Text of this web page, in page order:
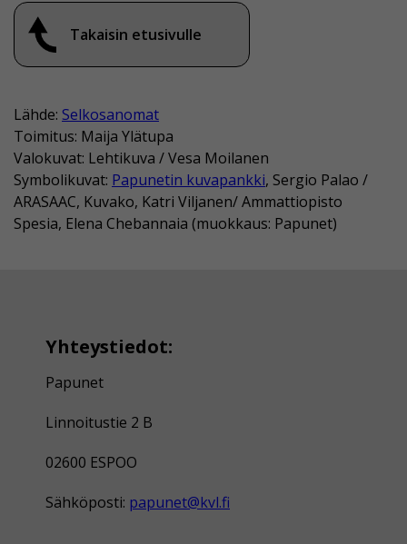
Takaisin etusivulle
Lähde: Selkosanomat
Toimitus: Maija Ylätupa
Valokuvat: Lehtikuva / Vesa Moilanen
Symbolikuvat: Papunetin kuvapankki, Sergio Palao /
ARASAAC, Kuvako, Katri Viljanen/ Ammattiopisto
Spesia, Elena Chebannaia (muokkaus: Papunet)
Yhteystiedot:
Papunet
Linnoitustie 2 B
02600 ESPOO
Sähköposti: papunet@kvl.fi